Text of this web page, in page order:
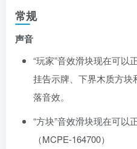
常规
声音
“玩家”音效滑块现在可以
挂告示牌、下界木质方
落音效。
“方块”音效滑块现在可以
（MCPE-164700）